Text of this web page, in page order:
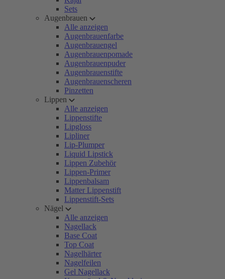
Sets
Augenbrauen
Alle anzeigen
Augenbrauenfarbe
Augenbrauengel
Augenbrauenpomade
Augenbrauenpuder
Augenbrauenstifte
Augenbrauenscheren
Pinzetten
Lippen
Alle anzeigen
Lippenstifte
Lipgloss
Lipliner
Lip-Plumper
Liquid Lipstick
Lippen Zubehör
Lippen-Primer
Lippenbalsam
Matter Lippenstift
Lippenstift-Sets
Nägel
Alle anzeigen
Nagellack
Base Coat
Top Coat
Nagelhärter
Nagelfeilen
Gel Nagellack